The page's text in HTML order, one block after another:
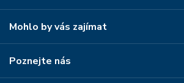
Mohlo by vás zajímat
Poznejte nás